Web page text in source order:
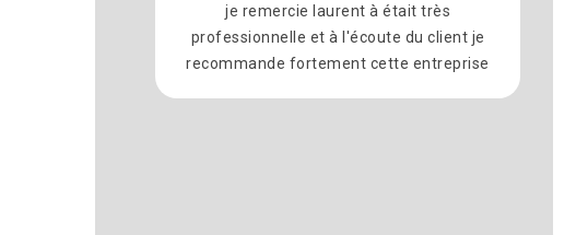
je remercie laurent à était très
professionnelle et à l'écoute du client je
recommande fortement cette entreprise